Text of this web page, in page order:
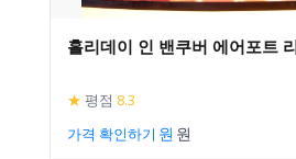
홀리데이 인 밴쿠버 에어포트
★ 평점 8.3
가격 확인하기